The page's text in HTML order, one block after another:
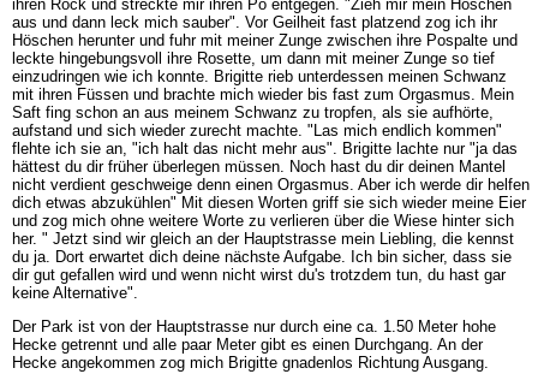
ihren Rock und streckte mir ihren Po entgegen. "Zieh mir mein Höschen
aus und dann leck mich sauber". Vor Geilheit fast platzend zog ich ihr
Höschen herunter und fuhr mit meiner Zunge zwischen ihre Pospalte und
leckte hingebungsvoll ihre Rosette, um dann mit meiner Zunge so tief
einzudringen wie ich konnte. Brigitte rieb unterdessen meinen Schwanz
mit ihren Füssen und brachte mich wieder bis fast zum Orgasmus. Mein
Saft fing schon an aus meinem Schwanz zu tropfen, als sie aufhörte,
aufstand und sich wieder zurecht machte. "Las mich endlich kommen"
flehte ich sie an, "ich halt das nicht mehr aus". Brigitte lachte nur "ja das
hättest du dir früher überlegen müssen. Noch hast du dir deinen Mantel
nicht verdient geschweige denn einen Orgasmus. Aber ich werde dir helfen
dich etwas abzukühlen" Mit diesen Worten griff sie sich wieder meine Eier
und zog mich ohne weitere Worte zu verlieren über die Wiese hinter sich
her. " Jetzt sind wir gleich an der Hauptstrasse mein Liebling, die kennst
du ja. Dort erwartet dich deine nächste Aufgabe. Ich bin sicher, dass sie
dir gut gefallen wird und wenn nicht wirst du's trotzdem tun, du hast gar
keine Alternative".
Der Park ist von der Hauptstrasse nur durch eine ca. 1.50 Meter hohe
Hecke getrennt und alle paar Meter gibt es einen Durchgang. An der
Hecke angekommen zog mich Brigitte gnadenlos Richtung Ausgang.